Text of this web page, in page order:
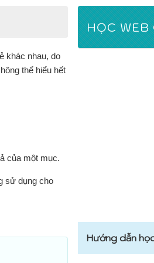
khác nhau, do
thể hiểu hết
của một mục.
sử dụng cho
HỌC
Hướng dẫn